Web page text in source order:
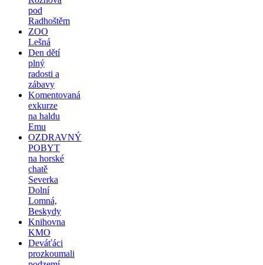
pod
Radhoštěm
ZOO
Lešná
Den dětí
plný
radosti a
zábavy
Komentovaná
exkurze
na haldu
Emu
OZDRAVNÝ
POBYT
na horské
chatě
Severka
Dolní
Lomná,
Beskydy
Knihovna
KMO
Deváťáci
prozkoumali